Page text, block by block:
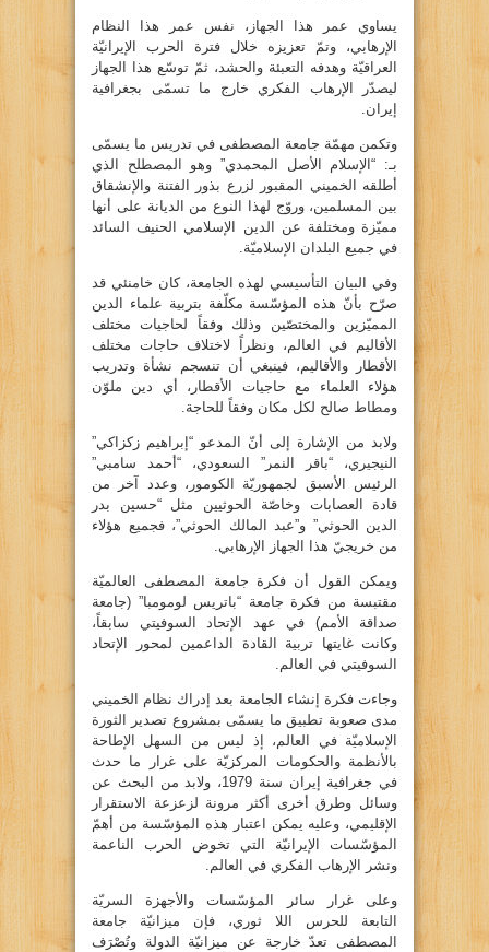
يساوي عمر هذا الجهاز، نفس عمر هذا النظام
الإرهابي، وتمّ تعزيزه خلال فترة الحرب الإيرانيّة
العراقيّة وهدفه التعبئة والحشد، ثمّ توسّع هذا الجهاز
ليصدّر الإرهاب الفكري خارج ما تسمّى بجغرافية
إيران.
وتكمن مهمّة جامعة المصطفى في تدريس ما يسمّى
بـ: “الإسلام الأصل المحمدي” وهو المصطلح الذي
أطلقه الخميني المقبور لزرع بذور الفتنة والإنشقاق
بين المسلمين، وروّج لهذا النوع من الديانة على أنها
مميّزة ومختلفة عن الدين الإسلامي الحنيف السائد
في جميع البلدان الإسلاميّة.
وفي البيان التأسيسي لهذه الجامعة، كان خامنئي قد
صرّح بأنّ هذه المؤسّسة مكلّفة بتربية علماء الدين
المميّزين والمختصّين وذلك وفقاً لحاجيات مختلف
الأقاليم في العالم، ونظراً لاختلاف حاجات مختلف
الأقطار والأقاليم، فينبغي أن تنسجم نشأة وتدريب
هؤلاء العلماء مع حاجيات الأقطار، أي دين ملوّن
ومطاط صالح لكل مكان وفقاً للحاجة.
ولابد من الإشارة إلى أنّ المدعو “إبراهيم زكزاكي”
النيجيري، “باقر النمر” السعودي، “أحمد سامبي”
الرئيس الأسبق لجمهوريّة الكومور، وعدد آخر من
قادة العصابات وخاصّة الحوثيين مثل “حسين بدر
الدين الحوثي” و”عبد المالك الحوثي”، فجميع هؤلاء
من خريجيّ هذا الجهاز الإرهابي.
ويمكن القول أن فكرة جامعة المصطفى العالميّة
مقتبسة من فكرة جامعة “باتريس لومومبا” (جامعة
صداقة الأمم) في عهد الإتحاد السوفيتي سابقاً،
وكانت غايتها تربية القادة الداعمين لمحور الإتحاد
السوفيتي في العالم.
وجاءت فكرة إنشاء الجامعة بعد إدراك نظام الخميني
مدى صعوبة تطبيق ما يسمّى بمشروع تصدير الثورة
الإسلاميّة في العالم، إذ ليس من السهل الإطاحة
بالأنظمة والحكومات المركزيّة على غرار ما حدث
في جغرافية إيران سنة 1979، ولابد من البحث عن
وسائل وطرق أخرى أكثر مرونة لزعزعة الاستقرار
الإقليمي، وعليه يمكن اعتبار هذه المؤسّسة من أهمّ
المؤسّسات الإيرانيّة التي تخوض الحرب الناعمة
ونشر الإرهاب الفكري في العالم.
وعلى غرار سائر المؤسّسات والأجهزة السريّة
التابعة للحرس اللا ثوري، فإن ميزانيّة جامعة
المصطفى تعدّ خارجة عن ميزانيّة الدولة وتُصْرَف